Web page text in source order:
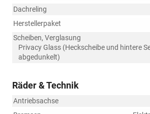
Dachreling
Herstellerpaket
Scheiben, Verglasung
Privacy Glass (Heckscheibe und hintere
abgedunkelt)
Räder & Technik
Antriebsachse